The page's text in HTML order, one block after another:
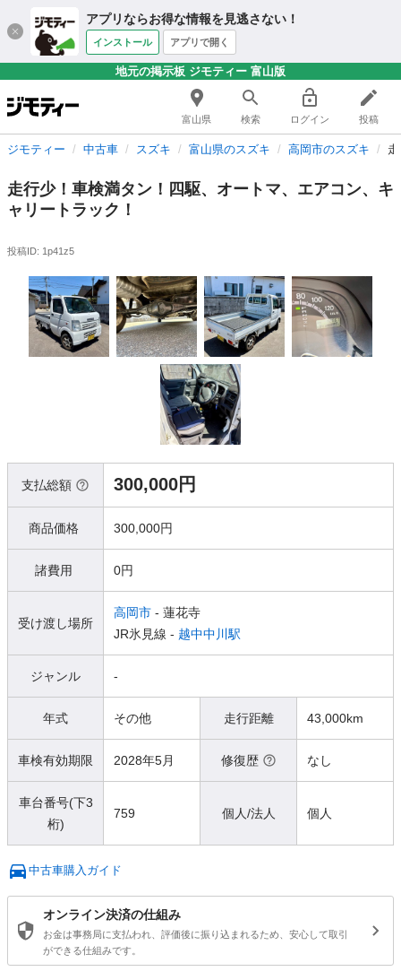
アプリならお得な情報を見逃さない！
インストール アプリで開く
地元の掲示板 ジモティー 富山版
富山県 検索 ログイン 投稿
ジモティー 中古車 スズキ 富山県のスズキ 高岡市のスズキ
走行少！車検満タン！四駆、オートマ、エアコン、キ
ャリートラック！
投稿ID: 1p41z5
支払総額 300,000円
商品価格 300,000円
諸費用 0円
受け渡し場所
高岡市 - 蓮花寺
JR氷見線 - 越中中川駅
ジャンル -
年式 その他 走行距離 43,000km
車検有効期限 2028年5月 修復歴 なし
車台番号(下3
桁)
759 個人/法人 個人
中古車購入ガイド
オンライン決済の仕組み
お金は事務局に支払われ、評価後に振り込まれるため、安心して取引
ができる仕組みです。